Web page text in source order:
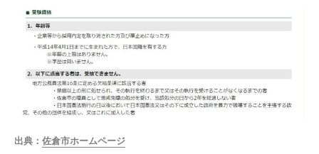
出典： 佐倉市ホームページ